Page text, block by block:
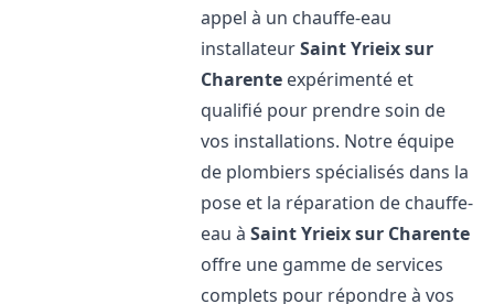
appel à un chauffe-eau
installateurSaint Yrieix sur
Charente expérimenté et
qualifié pour prendre soin de
vos installations. Notre équipe
de plombiers spécialisés dans la
pose et la réparation de chauffe-
eau àSaint Yrieix sur Charente
offre une gamme de services
complets pour répondre à vos